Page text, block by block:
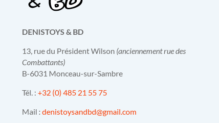
DENISTOYS & BD
13, rue du Président Wilson (anciennement rue des
Combattants)
B-6031 Monceau-sur-Sambre
Tél. : +32 (0) 485 21 55 75
Mail : denistoysandbd@gmail.com